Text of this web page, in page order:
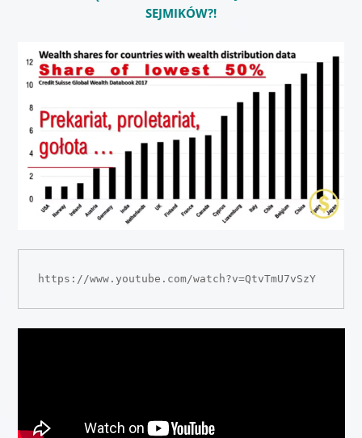
SEJMIKÓW?!
https://www.youtube.com/watch?v=QtvTmU7vSzY